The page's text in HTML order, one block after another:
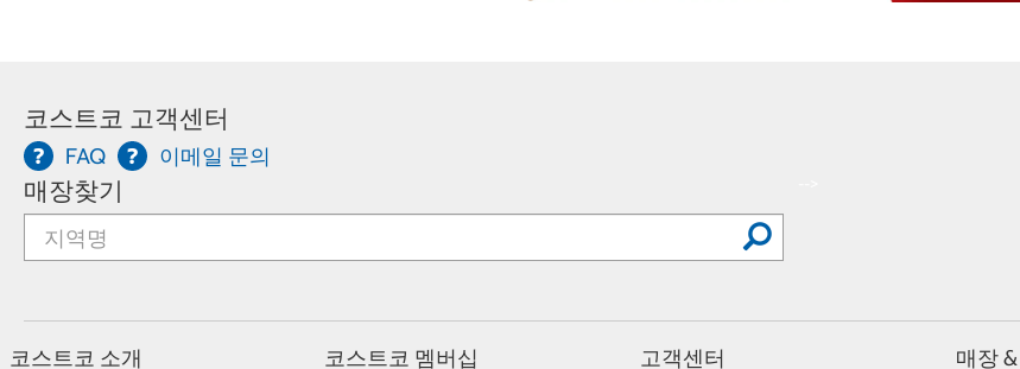
코스트코 고객센터
FAQ 이메일 문의
매장찾기
코스트코 소개 코스트코 멤버십 고객센터 매장